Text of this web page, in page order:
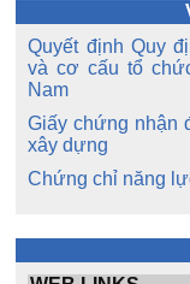
Quyết định Quy
và cơ cấu tổ
Nam
Giấy chứng nhận
xây dựng
Chứng chỉ năng